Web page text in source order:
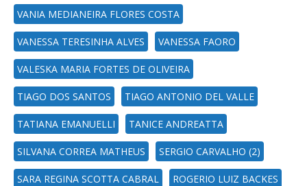
VANIA MEDIANEIRA FLORES COSTA
VANESSA TERESINHA ALVES VANESSA FAORO
VALESKA MARIA FORTES DE OLIVEIRA
TIAGO DOS SANTOS TIAGO ANTONIO DEL VALLE
TATIANA EMANUELLI TANICE ANDREATTA
SILVANA CORREA MATHEUS SERGIO CARVALHO (2)
SARA REGINA SCOTTA CABRAL ROGERIO LUIZ BACKES